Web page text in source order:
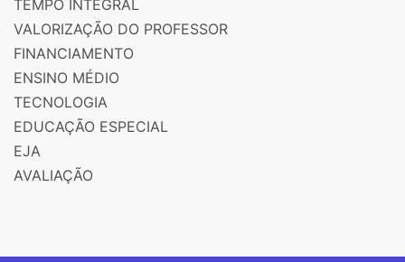
TEMPO INTEGRAL
VALORIZAÇÃO DO PROFESSOR
FINANCIAMENTO
ENSINO MÉDIO
TECNOLOGIA
EDUCAÇÃO ESPECIAL
EJA
AVALIAÇÃO